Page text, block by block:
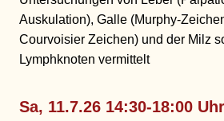
Auskulation), Galle (Murphy-
Courvoisier Zeichen) und der Milz
Lymphknoten vermittelt
Sa, 11.7.26 14:30-18:00 Uhr